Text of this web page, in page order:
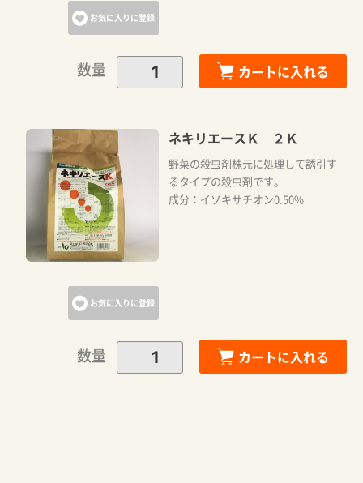
お気に入りに登録
数量 カートに入れる
お気に入りに登録
ネキリエースＫ ２Ｋ
野菜の殺虫剤株元に処理して誘引す
るタイプの殺虫剤です。
成分：イソキサチオン0.50%
数量 カートに入れる